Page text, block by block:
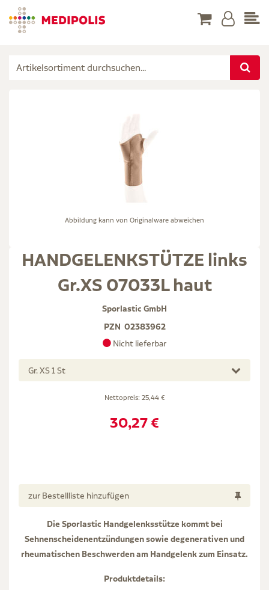
Abbildung kann von Originalware abweichen
HANDGELENKSTÜTZE links
Gr.XS 07033L haut
Sporlastic GmbH
PZN 02383962
Nicht lieferbar
Gr. XS 1 St
Nettopreis: 25,44 €
30,27 €
zur Bestellliste hinzufügen
Die Sporlastic Handgelenksstütze kommt bei
Sehnenscheidenentzündungen sowie degenerativen und
rheumatischen Beschwerden am Handgelenk zum Einsatz.
Produktdetails: